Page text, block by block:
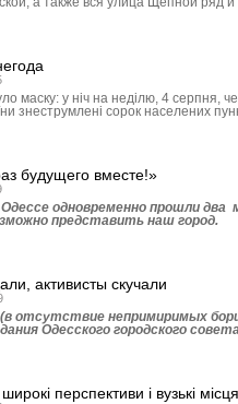
маску: у ніч на неділю, 4 серпня,
знеструмлені сорок населених
будущего вместе!»
Одессе одновременно прошли
представить наш город.
активисты скучали
отсутствие непримиримых
Одесского городского
перспективи і вузькі місця